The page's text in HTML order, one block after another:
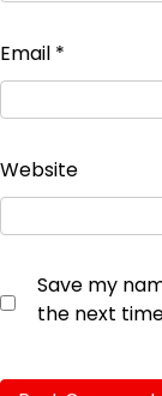
Email *
Website
Save my
the next